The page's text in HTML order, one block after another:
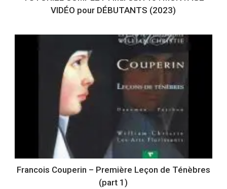
VIDÉO pour DÉBUTANTS (2023)
Francois Couperin – Première Leçon de Ténèbres
(part 1)